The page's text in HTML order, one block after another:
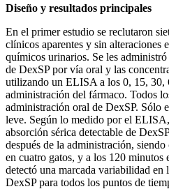
Diseño y resultados principales
En el primer estudio se reclutaron
clínicos aparentes y sin alteraciones
químicos urinarios. Se les
de DexSP por vía oral y las
utilizando un ELISA a los 0, 15, 30,
administración del fármaco. Todos
administración oral de DexSP. Sólo
leve. Según lo medido por el
absorción sérica detectable de
después de la administración,
en cuatro gatos, y a los 120 minutos
detectó una marcada variabilidad en
DexSP para todos los puntos de